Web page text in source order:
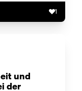
1
und
der